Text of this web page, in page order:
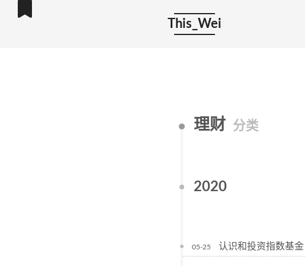
This_Wei
理财 分类
2020
05-25 认识和投资指数基金